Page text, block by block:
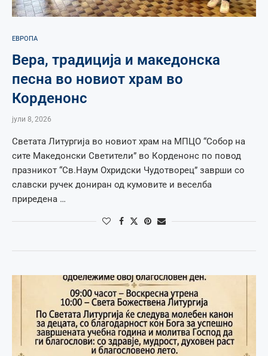
ЕВРОПА
Вера, традиција и македонска
песна во новиот храм во
Корденонс
јули 8, 2026
Светата Литургија во новиот храм на МПЦО “Собор на
сите Македонски Светители” во Корденонс по повод
празникот “Св.Наум Охридски Чудотворец” заврши со
славски ручек дониран од кумовите и веселба
приредена …